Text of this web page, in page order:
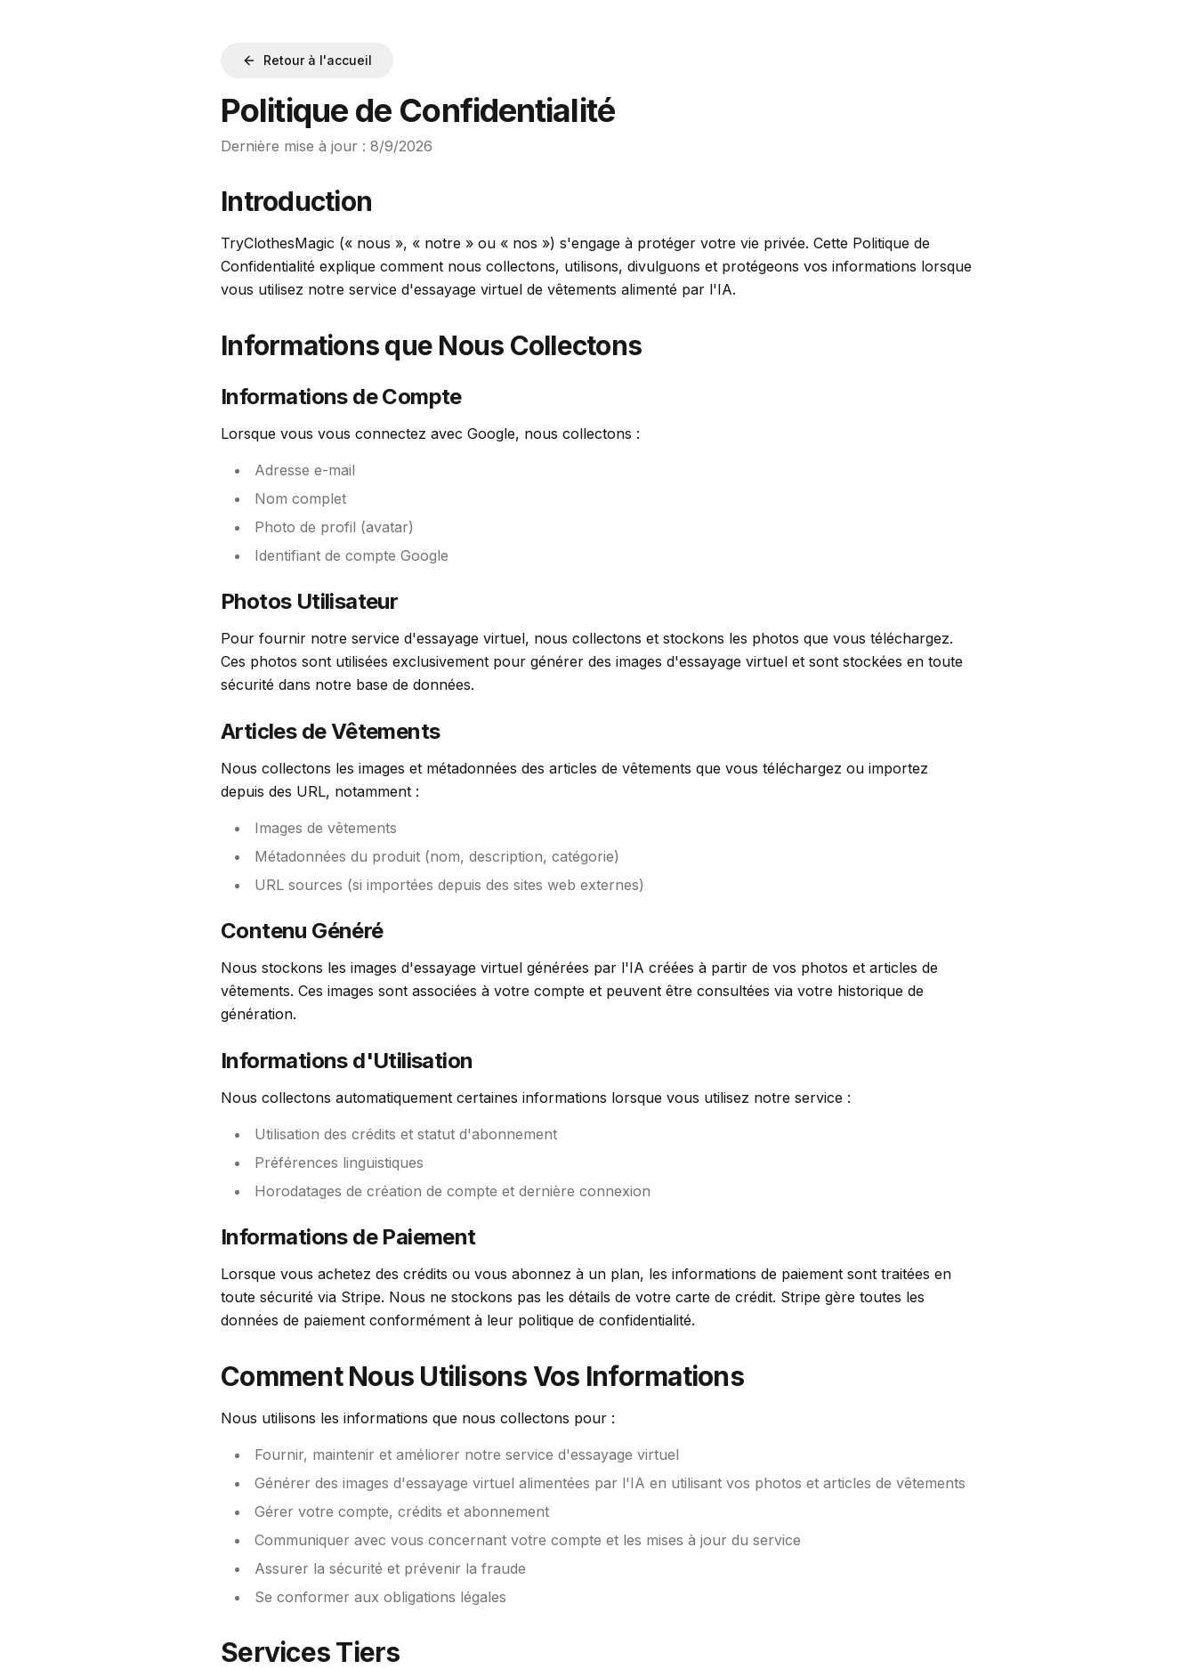
Retour à l'accueil
Politique de Confidentialité
Dernière mise à jour : 8/9/2026
Introduction
TryClothesMagic (« nous », « notre » ou « nos ») s'engage à protéger votre vie privée. Cette Politique de
Confidentialité explique comment nous collectons, utilisons, divulguons et protégeons vos informations lorsque
vous utilisez notre service d'essayage virtuel de vêtements alimenté par l'IA.
Informations que Nous Collectons
Informations de Compte
Lorsque vous vous connectez avec Google, nous collectons :
Adresse e-mail
Nom complet
Photo de profil (avatar)
Identifiant de compte Google
Photos Utilisateur
Pour fournir notre service d'essayage virtuel, nous collectons et stockons les photos que vous téléchargez.
Ces photos sont utilisées exclusivement pour générer des images d'essayage virtuel et sont stockées en toute
sécurité dans notre base de données.
Articles de Vêtements
Nous collectons les images et métadonnées des articles de vêtements que vous téléchargez ou importez
depuis des URL, notamment :
Images de vêtements
Métadonnées du produit (nom, description, catégorie)
URL sources (si importées depuis des sites web externes)
Contenu Généré
Nous stockons les images d'essayage virtuel générées par l'IA créées à partir de vos photos et articles de
vêtements. Ces images sont associées à votre compte et peuvent être consultées via votre historique de
génération.
Informations d'Utilisation
Nous collectons automatiquement certaines informations lorsque vous utilisez notre service :
Utilisation des crédits et statut d'abonnement
Préférences linguistiques
Horodatages de création de compte et dernière connexion
Informations de Paiement
Lorsque vous achetez des crédits ou vous abonnez à un plan, les informations de paiement sont traitées en
toute sécurité via Stripe. Nous ne stockons pas les détails de votre carte de crédit. Stripe gère toutes les
données de paiement conformément à leur politique de confidentialité.
Comment Nous Utilisons Vos Informations
Nous utilisons les informations que nous collectons pour :
Fournir, maintenir et améliorer notre service d'essayage virtuel
Générer des images d'essayage virtuel alimentées par l'IA en utilisant vos photos et articles de vêtements
Gérer votre compte, crédits et abonnement
Communiquer avec vous concernant votre compte et les mises à jour du service
Assurer la sécurité et prévenir la fraude
Se conformer aux obligations légales
Services Tiers